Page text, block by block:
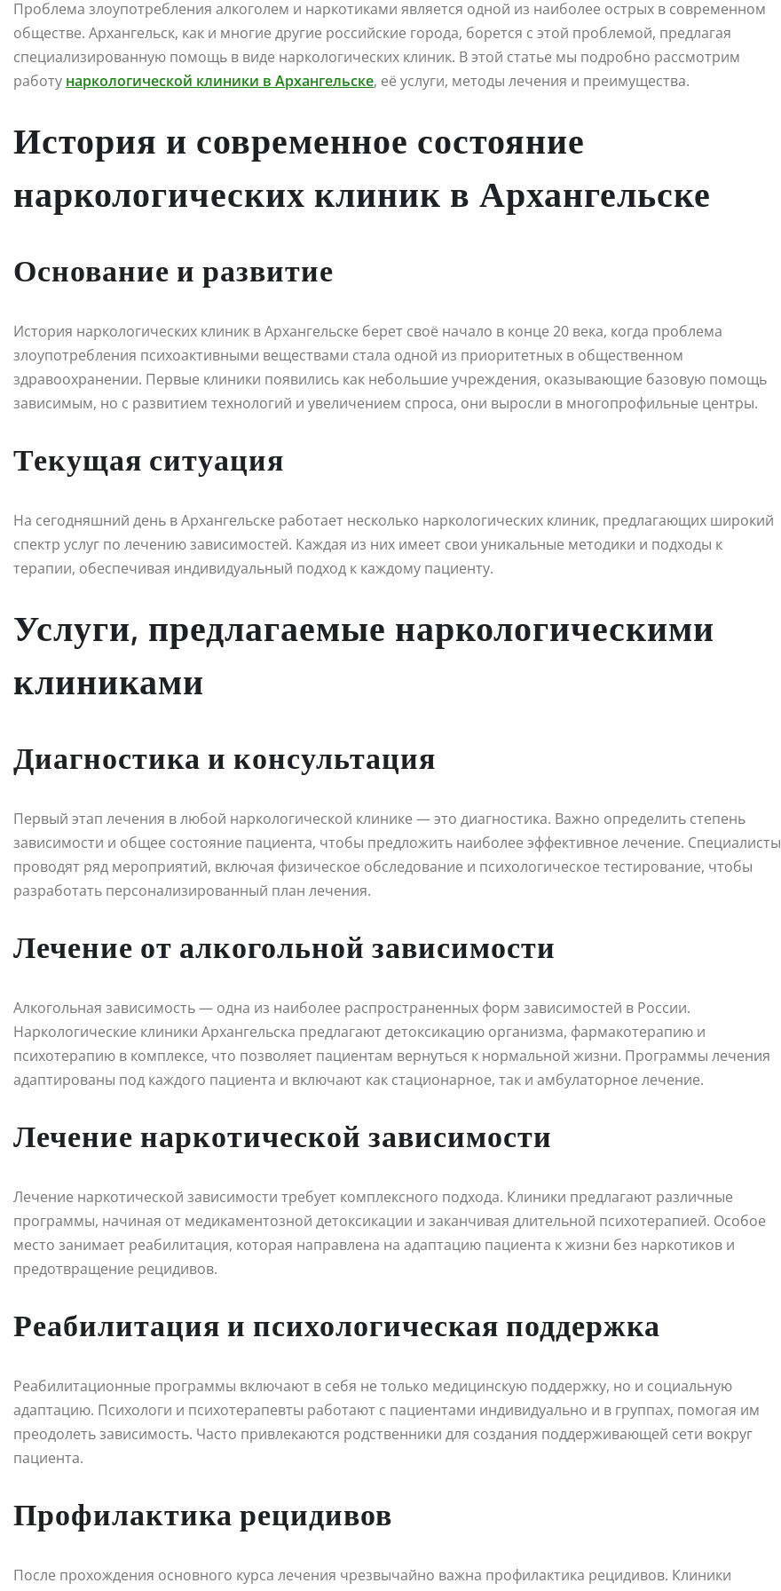
Проблема злоупотребления алкоголем и наркотиками является одной из наиболее острых в современном
обществе. Архангельск, как и многие другие российские города, борется с этой проблемой, предлагая
специализированную помощь в виде наркологических клиник. В этой статье мы подробно рассмотрим
работу наркологической клиники в Архангельске, её услуги, методы лечения и преимущества.
История и современное состояние
наркологических клиник в Архангельске
Основание и развитие
История наркологических клиник в Архангельске берет своё начало в конце 20 века, когда проблема
злоупотребления психоактивными веществами стала одной из приоритетных в общественном
здравоохранении. Первые клиники появились как небольшие учреждения, оказывающие базовую помощь
зависимым, но с развитием технологий и увеличением спроса, они выросли в многопрофильные центры.
Текущая ситуация
На сегодняшний день в Архангельске работает несколько наркологических клиник, предлагающих широкий
спектр услуг по лечению зависимостей. Каждая из них имеет свои уникальные методики и подходы к
терапии, обеспечивая индивидуальный подход к каждому пациенту.
Услуги, предлагаемые наркологическими
клиниками
Диагностика и консультация
Первый этап лечения в любой наркологической клинике — это диагностика. Важно определить степень
зависимости и общее состояние пациента, чтобы предложить наиболее эффективное лечение. Специалисты
проводят ряд мероприятий, включая физическое обследование и психологическое тестирование, чтобы
разработать персонализированный план лечения.
Лечение от алкогольной зависимости
Алкогольная зависимость — одна из наиболее распространенных форм зависимостей в России.
Наркологические клиники Архангельска предлагают детоксикацию организма, фармакотерапию и
психотерапию в комплексе, что позволяет пациентам вернуться к нормальной жизни. Программы лечения
адаптированы под каждого пациента и включают как стационарное, так и амбулаторное лечение.
Лечение наркотической зависимости
Лечение наркотической зависимости требует комплексного подхода. Клиники предлагают различные
программы, начиная от медикаментозной детоксикации и заканчивая длительной психотерапией. Особое
место занимает реабилитация, которая направлена на адаптацию пациента к жизни без наркотиков и
предотвращение рецидивов.
Реабилитация и психологическая поддержка
Реабилитационные программы включают в себя не только медицинскую поддержку, но и социальную
адаптацию. Психологи и психотерапевты работают с пациентами индивидуально и в группах, помогая им
преодолеть зависимость. Часто привлекаются родственники для создания поддерживающей сети вокруг
пациента.
Профилактика рецидивов
После прохождения основного курса лечения чрезвычайно важна профилактика рецидивов. Клиники